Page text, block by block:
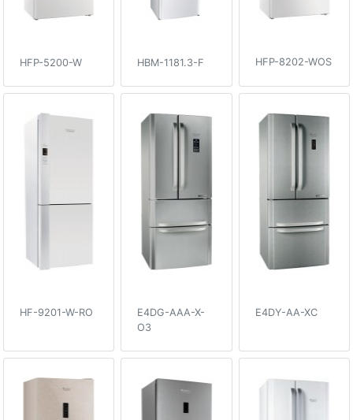
HFP-5200-W HBM-1181.3-F HFP-8202-WOS
HF-9201-W-RO
E4DG-AAA-X-
O3
E4DY-AA-XC